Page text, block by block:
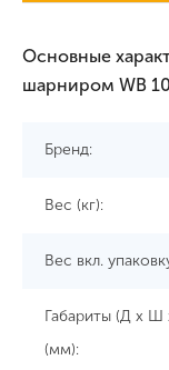
Основные
шарниром WB
Бренд:
Вес (кг):
Вес вкл.
Габариты (Д x Ш
(мм):